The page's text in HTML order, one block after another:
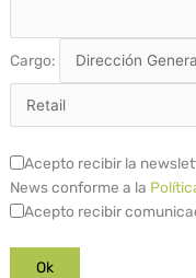
Cargo:
Acepto recibir la
News conforme a la
Acepto recibir